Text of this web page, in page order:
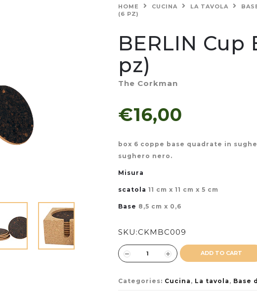
HOME CUCINA LA TAVOLA
(6 PZ)
BERLIN Cup
pz)
The Corkman
€16,00
box 6 coppe base quadrate in
sughero nero.
Misura
scatola 11 cm x 11 cm x 5 cm
Base 8,5 cm x 0,6
SKU:CKMBC009
ADD TO CART
Categories: Cucina , La tavola , Base